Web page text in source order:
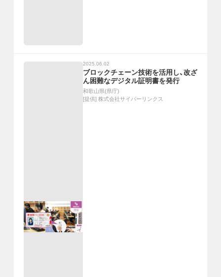
2025.06.02
ブロックチェーン技術を活用し、改ざ
ん困難なデジタル証明書を発行
和歌山県(県庁)
[提供] 株式会社サイバーリンクス